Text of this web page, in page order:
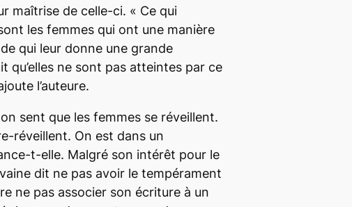
maîtrise de celle-ci. « Ce qui
les femmes qui ont une manière
qui leur donne une grande
qu’elles ne sont pas atteintes par ce
l’auteure.
sent que les femmes se réveillent.
réveillent. On est dans un
t-elle. Malgré son intérêt pour le
dit ne pas avoir le tempérament
ne pas associer son écriture à un